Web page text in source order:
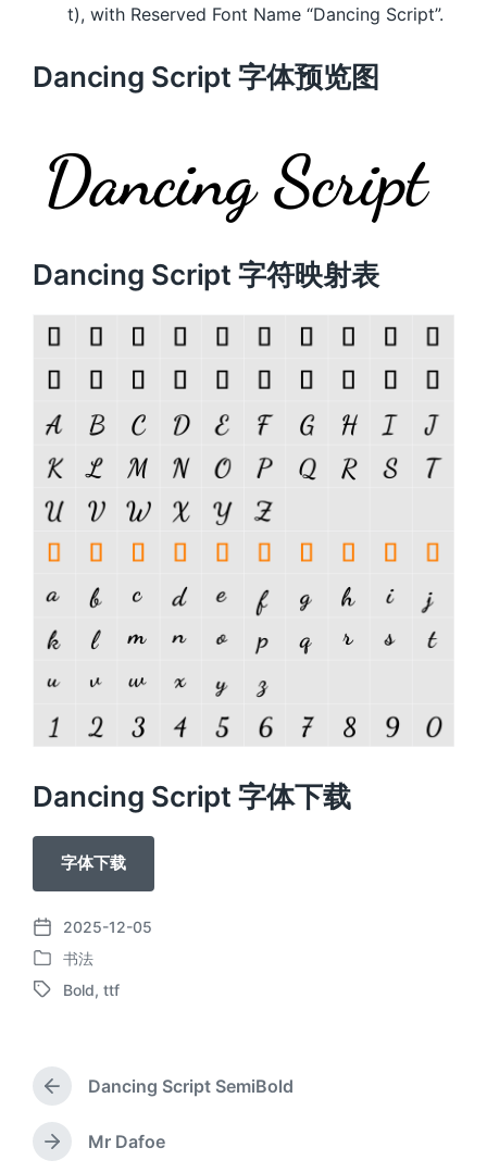
t), with Reserved Font Name “Dancing Script”.
Dancing Script 字体预览图
Dancing Script 字符映射表
Dancing Script 字体下载
字体下载
发
布
日
2025-12-05
发
布
书法
标
Bold, ttf
上
篇
文
章
Dancing Script SemiBold
下
Mr Dafoe